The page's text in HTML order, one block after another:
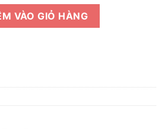
Nike số lượng
VÀO GIỎ HÀNG